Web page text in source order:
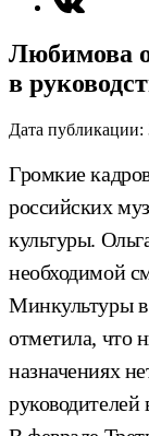
Любимова
в
Дата публикации:
Громкие
российских
культуры.
необходимой
Минкультуры в
отметила, что
назначениях
руководителей